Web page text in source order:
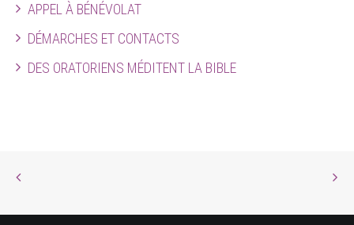
APPEL À BÉNÉVOLAT
DÉMARCHES ET CONTACTS
DES ORATORIENS MÉDITENT LA BIBLE